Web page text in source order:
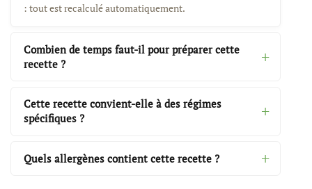
: tout est recalculé automatiquement.
Combien de temps faut-il pour préparer cette
recette ?
Cette recette convient-elle à des régimes
spécifiques ?
Quels allergènes contient cette recette ?